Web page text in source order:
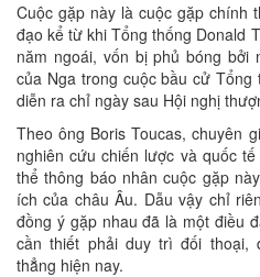
Cuộc gặp này là cuộc gặp chính
đạo kể từ khi Tổng thống Donald
năm ngoái, vốn bị phủ bóng
của Nga trong cuộc bầu cử
diễn ra chỉ ngày sau Hội nghị
Theo ông Boris Toucas, chuyên
nghiên cứu chiến lược và quốc
thể thông báo nhân cuộc gặp
ích của châu Âu. Dẫu vậy chỉ
đồng ý gặp nhau đã là một điều
cần thiết phải duy trì đối thoại,
thẳng hiện nay.